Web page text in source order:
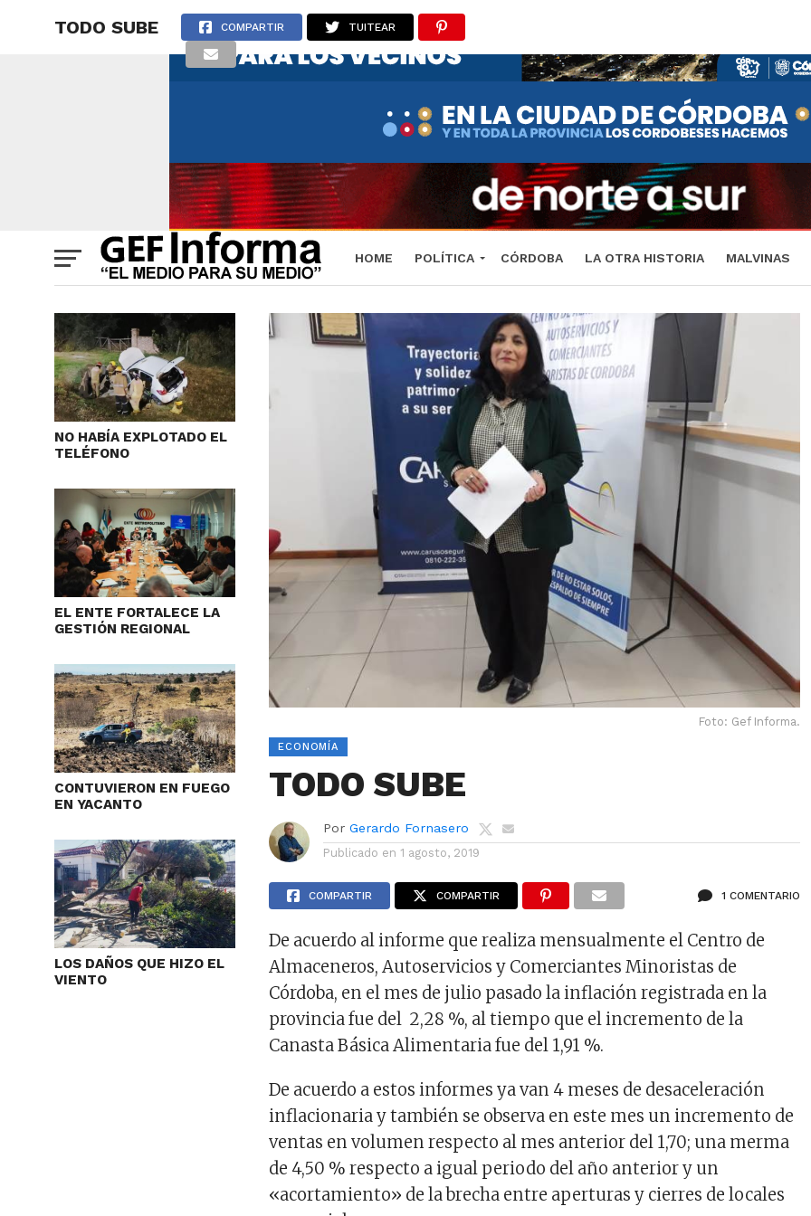
HOME POLÍTICA CÓRDOBA LA OTRA HISTORIA MALVINAS
TODO SUBE COMPARTIR TUITEAR
NO HABÍA EXPLOTADO EL
TELÉFONO
EL ENTE FORTALECE LA
GESTIÓN REGIONAL
CONTUVIERON EN FUEGO
EN YACANTO
LOS DAÑOS QUE HIZO EL
VIENTO
Foto: Gef Informa.
ECONOMÍA
TODO SUBE
Por Gerardo Fornasero
Publicado en 1 agosto, 2019
COMPARTIR COMPARTIR 1 COMENTARIO
De acuerdo al informe que realiza mensualmente el Centro de
Almaceneros, Autoservicios y Comerciantes Minoristas de
Córdoba, en el mes de julio pasado la inflación registrada en la
provincia fue del 2,28 %, al tiempo que el incremento de la
Canasta Básica Alimentaria fue del 1,91 %.
De acuerdo a estos informes ya van 4 meses de desaceleración
inflacionaria y también se observa en este mes un incremento de
ventas en volumen respecto al mes anterior del 1,70; una merma
de 4,50 % respecto a igual periodo del año anterior y un
«acortamiento» de la brecha entre aperturas y cierres de locales